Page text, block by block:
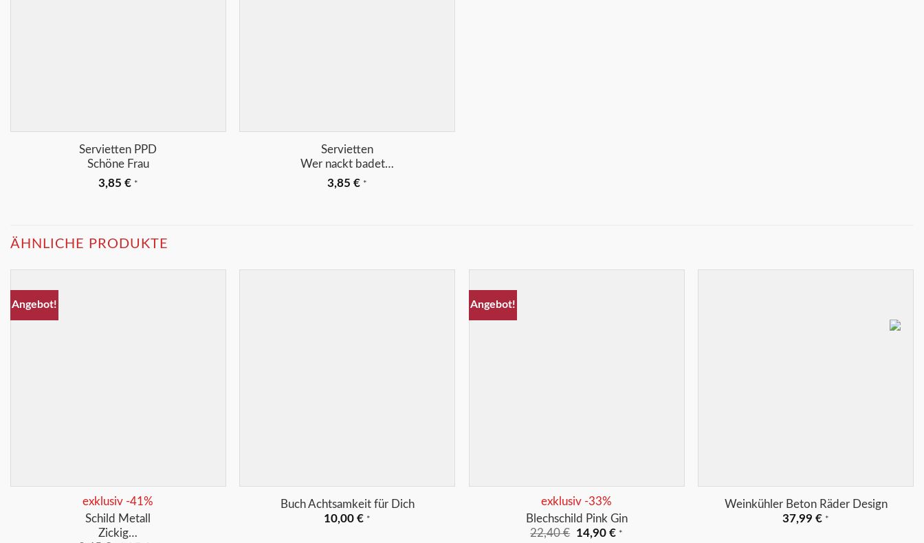
Servietten PPD
Schöne Frau
3,85 € *
Servietten
Wer nackt badet…
3,85€ *
ÄHNLICHE PRODUKTE
Angebot!
exklusiv -41%
Schild Metall
Zickig…
Buch Achtsamkeit für Dich
10,00€ *
Angebot!
exklusiv -33%
Blechschild Pink Gin
22,40€ Ursprünglicher
14,90€Aktueller
*
Weinkühler Beton Räder Design
37,99€ *